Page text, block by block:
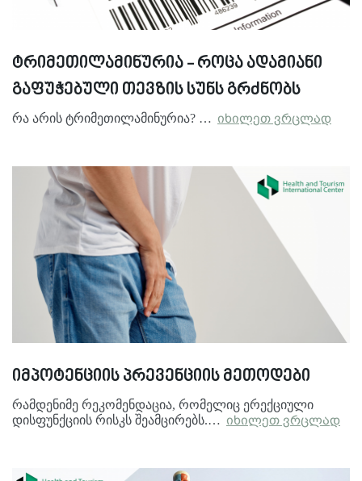
ტრიმეთილამინურია - როცა ადამიანი
გაფუჭებული თევზის სუნს გრძნობს
რა არის ტრიმეთილამინურია? … იხილეთ ვრცლად
იმპოტენციის პრევენციის მეთოდები
რამდენიმე რეკომენდაცია, რომელიც ერექციული
დისფუნქციის რისკს შეამცირებს.… იხილეთ ვრცლად